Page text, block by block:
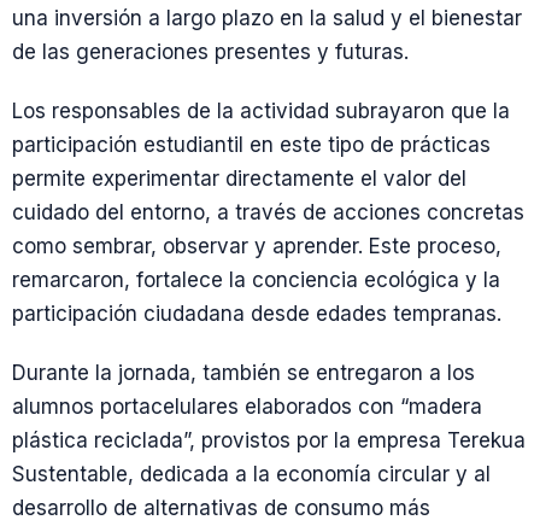
una inversión a largo plazo en la salud y el bienestar
de las generaciones presentes y futuras.
Los responsables de la actividad subrayaron que la
participación estudiantil en este tipo de prácticas
permite experimentar directamente el valor del
cuidado del entorno, a través de acciones concretas
como sembrar, observar y aprender. Este proceso,
remarcaron, fortalece la conciencia ecológica y la
participación ciudadana desde edades tempranas.
Durante la jornada, también se entregaron a los
alumnos portacelulares elaborados con “madera
plástica reciclada”, provistos por la empresa Terekua
Sustentable, dedicada a la economía circular y al
desarrollo de alternativas de consumo más